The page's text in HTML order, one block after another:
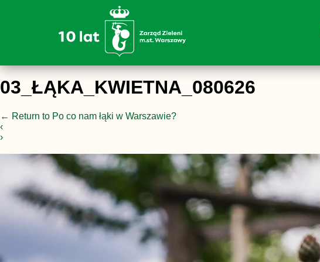
03_ŁĄKA_KWIETNA_080626
← Return to Po co nam łąki w Warszawie?
‹
›